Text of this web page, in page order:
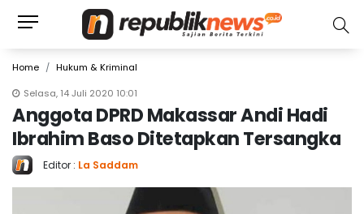
Home
Hukum & Kriminal
Selasa, 14 Juli 2020 10:01
Anggota DPRD Makassar Andi Hadi
Ibrahim Baso Ditetapkan Tersangka
Editor : La Saddam